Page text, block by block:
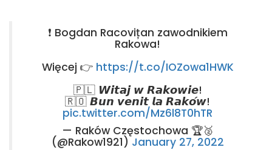
❗ Bogdan Racovițan zawodnikiem
Rakowa!
Więcej 👉 https://t.co/IOZowa1HWK
🇵🇱 𝙒𝙞𝙩𝙖𝙟 𝙬 𝙍𝙖𝙠𝙤𝙬𝙞𝙚!
🇷🇴 𝘽𝙪𝙣 𝙫𝙚𝙣𝙞𝙩 𝙡𝙖 𝙍𝙖𝙠𝙤́𝙬!
pic.twitter.com/Mz6l8T0hTR
— Raków Częstochowa 🏆🥈
(@Rakow1921) January 27, 2022